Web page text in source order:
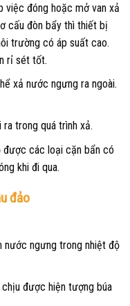
việc đóng hoặc mở van xả
cấu đòn bẩy thì thiết bị
trường có áp suất cao.
rỉ sét tốt.
xả nước ngưng ra ngoài.
trong quá trình xả.
được các loại cặn bẩn có
khi đi qua.
đảo
nước ngưng trong nhiệt độ
được hiện tượng búa